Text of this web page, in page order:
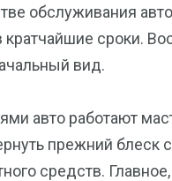
обслуживания
сроки.
вид.
авто работают
прежний блеск
средств.